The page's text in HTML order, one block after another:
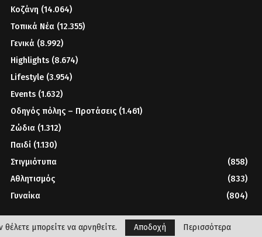
Κοζάνη (14.064)
Τοπικά Νέα (12.355)
Γενικά (8.992)
Highlights (8.674)
Lifestyle (3.954)
Events (1.632)
Οδηγός πόλης – Προτάσεις (1.461)
Ζώδια (1.312)
Παιδί (1.130)
Στιγμιότυπα
(858)
Αθλητισμός
(833)
Γυναίκα
(804)
μπορείτε να αρνηθείτε. Αποδοχή Περισσότερα